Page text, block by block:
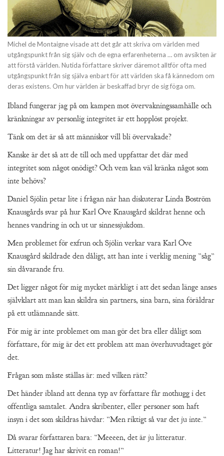
Michel de Montaigne visade att det går att skriva om världen med
utgångspunkt från sig själv och de egna erfarenheterna … om avsikten är
att förstå världen. Nutida författare skriver däremot alltför ofta med
utgångspunkt från sig själva enbart för att världen ska få kännedom om
deras existens. Om hur världen är beskaffad bryr de sig föga om.
Ibland fungerar jag på om kampen mot övervakningssamhälle och
kränkningar av personlig integritet är ett hopplöst projekt.
Tänk om det är så att människor vill bli övervakade?
Kanske är det så att de till och med uppfattar det där med
integritet som något onödigt? Och vem kan väl kränka något som
inte behövs?
Daniel Sjölin petar lite i frågan när han diskuterar Linda Boström
Knausgårds svar på hur Karl Ove Knausgård skildrat henne och
hennes vandring in och ut ur sinnessjukdom.
Men problemet för exfrun och Sjölin verkar vara Karl Ove
Knausgård skildrade den dåligt, att han inte i verklig mening ”såg”
sin dåvarande fru.
Det ligger något för mig mycket märkligt i att det sedan länge anses
självklart att man kan skildra sin partners, sina barn, sina föräldrar
på ett utlämnande sätt.
För mig är inte problemet om man gör det bra eller dåligt som
författare, för mig är det ett problem att man överhuvudtaget gör
det.
Frågan som måste ställas är: med vilken rätt?
Det händer ibland att denna typ av författare får mothugg i det
offentliga samtalet. Andra skribenter, eller personer som haft
insyn i det som skildras hävdar: ”Men riktigt så var det ju inte.”
Då svarar författaren bara: ”Meeeen, det är ju litteratur.
Litteratur! Jag har skrivit en roman!”